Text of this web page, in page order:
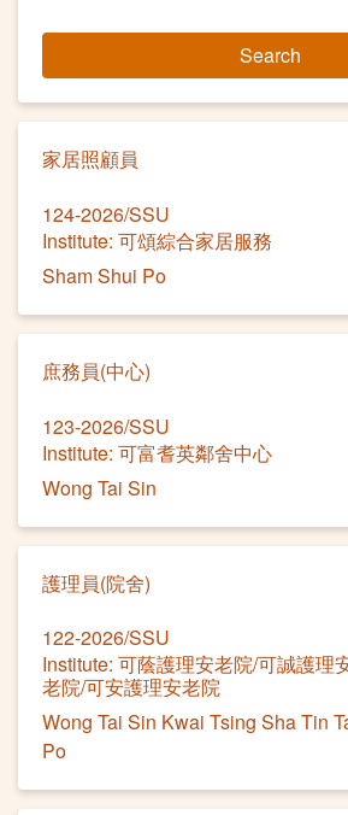
Search
家居照顧員
124-2026/SSU
Institute: 可頌綜合家居服務
Sham Shui Po
庶務員(中心)
123-2026/SSU
Institute: 可富耆英鄰舍中心
Wong Tai Sin
護理員(院舍)
122-2026/SSU
Institute: 可蔭護理安老院/可誠護理
老院/可安護理安老院
Wong Tai Sin Kwai Tsing Sha Tin
Po